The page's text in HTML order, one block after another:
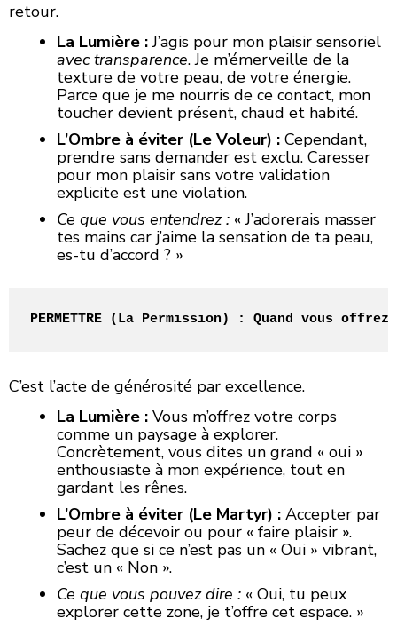
retour.
La Lumière :J’agis pour mon plaisir sensoriel
avec transparence. Je m’émerveille de la
texture de votre peau, de votre énergie.
Parce que je me nourris de ce contact, mon
toucher devient présent, chaud et habité.
L’Ombre à éviter (Le Voleur) : Cependant,
prendre sans demander est exclu. Caresser
pour mon plaisir sans votre validation
explicite est une violation.
Ce que vous entendrez : « J’adorerais masser
tes mains car j’aime la sensation de ta peau,
es-tu d’accord ? »
PERMETTRE (La Permission) : Quand vous offrez
C’est l’acte de générosité par excellence.
La Lumière : Vous m’offrez votre corps
comme un paysage à explorer.
Concrètement, vous dites un grand « oui »
enthousiaste à mon expérience, tout en
gardant les rênes.
L’Ombre à éviter (Le Martyr) : Accepter par
peur de décevoir ou pour « faire plaisir ».
Sachez que si ce n’est pas un « Oui » vibrant,
c’est un « Non ».
Ce que vous pouvez dire : « Oui, tu peux
explorer cette zone, je t’offre cet espace. »